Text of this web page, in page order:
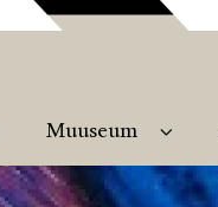
Muuseum